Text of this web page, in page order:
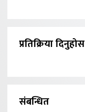
प्रतिक्रिया दिनुहोस
संबन्धित